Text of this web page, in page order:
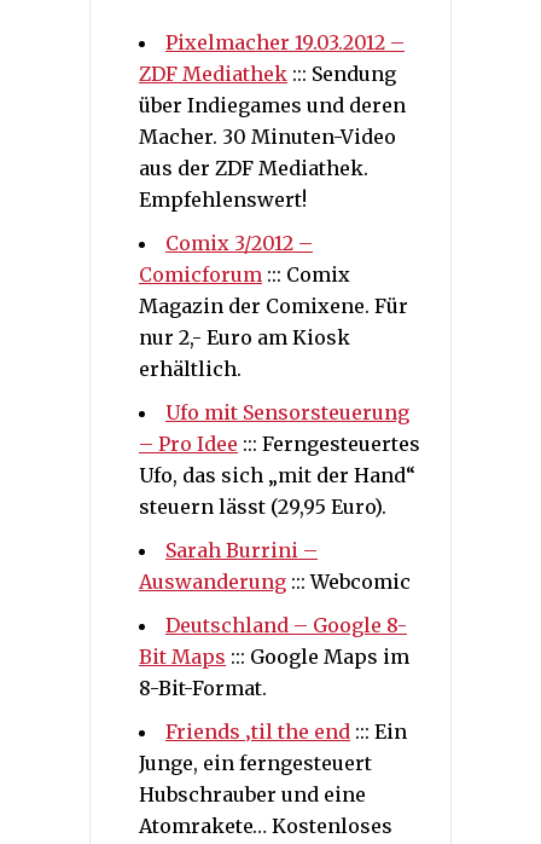
Pixelmacher 19.03.2012 –
ZDF Mediathek ::: Sendung
über Indiegames und deren
Macher. 30 Minuten-Video
aus der ZDF Mediathek.
Empfehlenswert!
Comix 3/2012 –
Comicforum ::: Comix
Magazin der Comixene. Für
nur 2,- Euro am Kiosk
erhältlich.
Ufo mit Sensorsteuerung
– Pro Idee ::: Ferngesteuertes
Ufo, das sich „mit der Hand“
steuern lässt (29,95 Euro).
Sarah Burrini –
Auswanderung ::: Webcomic
Deutschland – Google 8-
Bit Maps ::: Google Maps im
8-Bit-Format.
Friends ‚til the end ::: Ein
Junge, ein ferngesteuert
Hubschrauber und eine
Atomrakete… Kostenloses